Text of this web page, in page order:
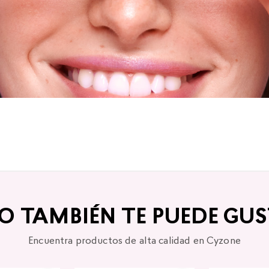
TAMBIÉN TE PUEDE
Encuentra productos de alta calidad en Cyzone